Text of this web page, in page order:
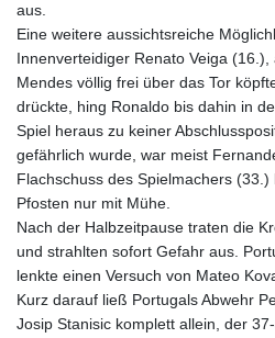
aus.
Eine weitere aussichtsreiche
Innenverteidiger Renato Veiga
Mendes völlig frei über das Tor
drückte, hing Ronaldo bis dahin in
Spiel heraus zu keiner
gefährlich wurde, war meist
Flachschuss des Spielmachers
Pfosten nur mit Mühe.
Nach der Halbzeitpause traten die
und strahlten sofort Gefahr aus.
lenkte einen Versuch von Mateo
Kurz darauf ließ Portugals Abwehr
Josip Stanisic komplett allein, der